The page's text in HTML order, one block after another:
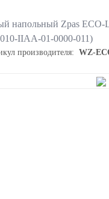
напольный Zpas ECO-
IIAA-01-0000-011)
производителя: WZ-